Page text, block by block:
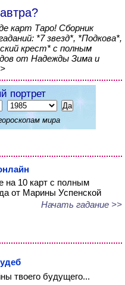
карт Таро! Сборник
*7 звезд*, *Подкова*,
крест* с полным
от Надежды Зима и
портрет
мира
на 10 карт с полным
от Марины Успенской
Начать гадание >>
твоего будущего...